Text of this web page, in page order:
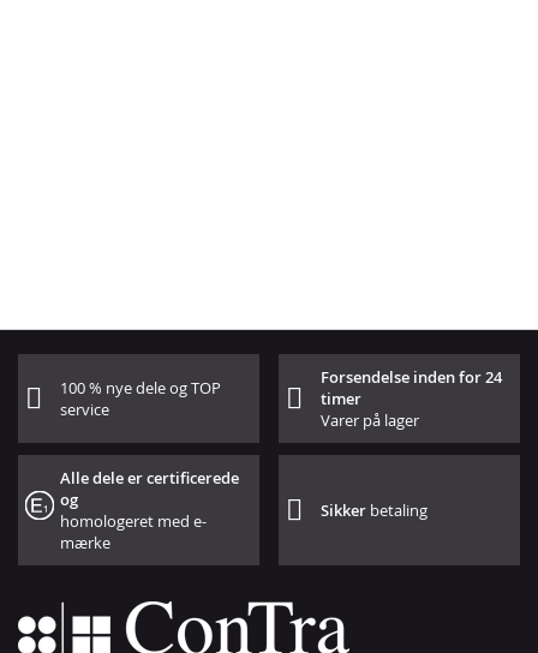
100 % nye dele og TOP
service
Forsendelse inden for 24
timer
Varer på lager
Alle dele er certificerede
og
homologeret med e-
mærke
Sikker betaling